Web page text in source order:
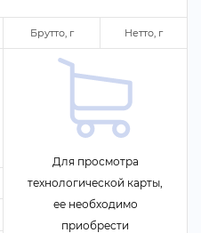
Брутто, Нетто,
Для просмотра
технологической карты,
ее необходимо
приобрести